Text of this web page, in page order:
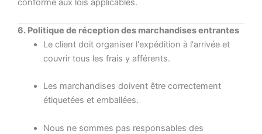
6. Politique de réception des marchandises entrantes
Le client doit organiser l'expédition à l'arrivée et
couvrir tous les frais y afférents.
Les marchandises doivent être correctement
étiquetées et emballées.
Nous ne sommes pas responsables des